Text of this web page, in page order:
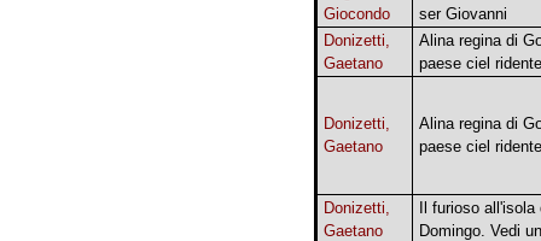
Giocondo
ser Giovanni
Donizetti,
Gaetano
Alina regina di
paese ciel ridente
Donizetti,
Gaetano
Alina regina di
paese ciel ridente
Donizetti,
Gaetano
Il furioso
Domingo. Vedi